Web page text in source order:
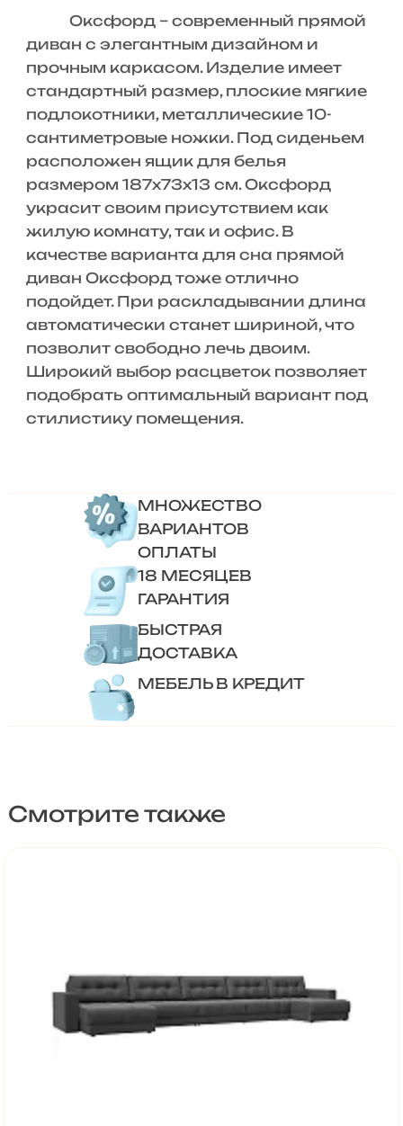
Оксфорд – современный прямой
диван с элегантным дизайном и
прочным каркасом. Изделие имеет
стандартный размер, плоские мягкие
подлокотники, металлические 10-
сантиметровые ножки. Под сиденьем
расположен ящик для белья
размером 187х73х13 см. Оксфорд
украсит своим присутствием как
жилую комнату, так и офис. В
качестве варианта для сна прямой
диван Оксфорд тоже отлично
подойдет. При раскладывании длина
автоматически станет шириной, что
позволит свободно лечь двоим.
Широкий выбор расцветок позволяет
подобрать оптимальный вариант под
стилистику помещения.
МНОЖЕСТВО
ВАРИАНТОВ
ОПЛАТЫ
18 МЕСЯЦЕВ
ГАРАНТИЯ
БЫСТРАЯ
ДОСТАВКА
МЕБЕЛЬ В КРЕДИТ
Смотрите также